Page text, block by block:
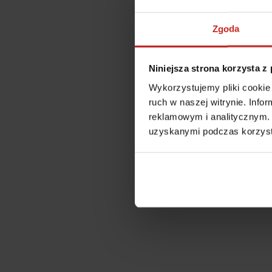
Zgoda
Niniejsza strona korzysta z
Wykorzystujemy pliki
ruch w naszej witrynie.
reklamowym i
uzyskanymi podczas